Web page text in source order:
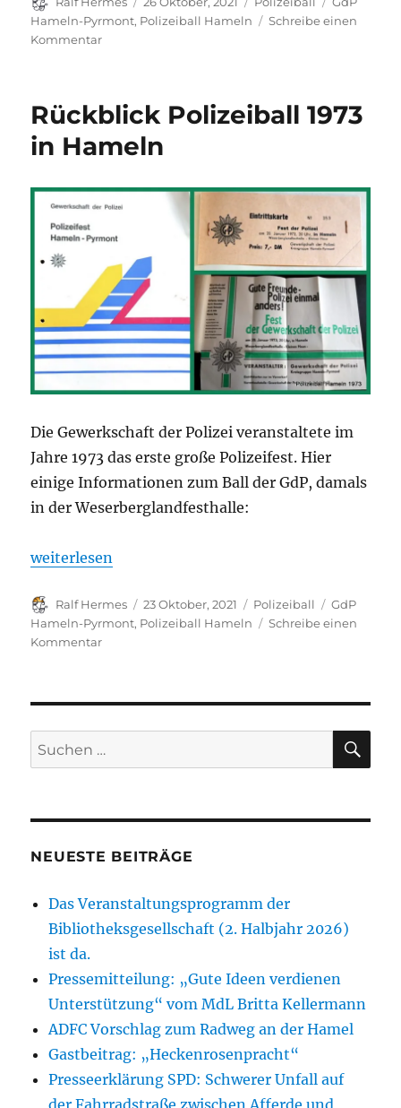
am
Hameln-Pyrmont, Polizeiball Hameln
Schreibe einen
Kommentarzu
in
Rückblick Polizeiball 1973
in Hameln
Die Gewerkschaft der Polizei veranstaltete im
Jahre 1973 das erste große Polizeifest. Hier
einige Informationen zum Ball der GdP, damals
in der Weserberglandfesthalle:
„Rückblick Polizeiball 1973 in Hameln“
weiterlesen
Autor
Ralf Hermes
Veröffentlicht
am
23 Oktober, 2021 Kategorien
Polizeiball
GdP
Hameln-Pyrmont, Polizeiball Hameln
Schreibe einen
Kommentarzu
Hameln
Suchen
nach:
NEUESTE BEITRÄGE
Das Veranstaltungsprogramm der
Bibliotheksgesellschaft (2. Halbjahr 2026)
ist da.
Pressemitteilung: „Gute Ideen verdienen
Unterstützung“ vom MdL Britta Kellermann
ADFC Vorschlag zum Radweg an der Hamel
Gastbeitrag: „Heckenrosenpracht“
Presseerklärung SPD: Schwerer Unfall auf